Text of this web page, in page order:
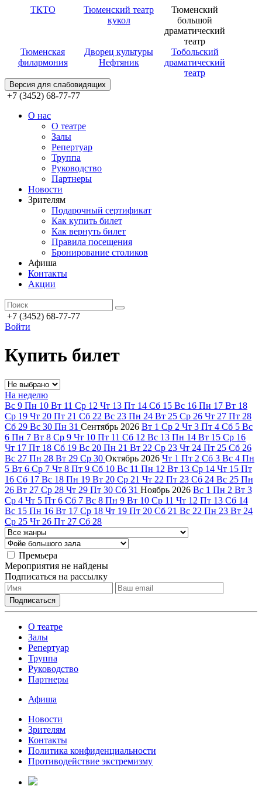
ТКТО
Тюменский театр
кукол
Тюменский
большой
драматический
театр
Тюменская
филармония
Дворец культуры
Нефтяник
Тобольский
драматический
театр
Версия для слабовидящих
+7 (3452) 68-77-77
О нас
О театре
Залы
Репертуар
Труппа
Руководство
Партнеры
Новости
Зрителям
Подарочный сертификат
Как купить билет
Как вернуть билет
Правила посещения
Бронирование столиков
Афиша
Контакты
Акции
+7 (3452) 68-77-77
Войти
Купить билет
На неделю
Вс 9 Пн 10 Вт 11 Ср 12 Чт 13 Пт 14 Сб 15 Вс 16 Пн 17 Вт 18
Ср 19 Чт 20 Пт 21 Сб 22 Вс 23 Пн 24 Вт 25 Ср 26 Чт 27 Пт 28
Сб 29 Вс 30 Пн 31 Сентябрь 2026 Вт 1 Ср 2 Чт 3 Пт 4 Сб 5 Вс
6 Пн 7 Вт 8 Ср 9 Чт 10 Пт 11 Сб 12 Вс 13 Пн 14 Вт 15 Ср 16
Чт 17 Пт 18 Сб 19 Вс 20 Пн 21 Вт 22 Ср 23 Чт 24 Пт 25 Сб 26
Вс 27 Пн 28 Вт 29 Ср 30 Октябрь 2026 Чт 1 Пт 2 Сб 3 Вс 4 Пн
5 Вт 6 Ср 7 Чт 8 Пт 9 Сб 10 Вс 11 Пн 12 Вт 13 Ср 14 Чт 15 Пт
16 Сб 17 Вс 18 Пн 19 Вт 20 Ср 21 Чт 22 Пт 23 Сб 24 Вс 25 Пн
26 Вт 27 Ср 28 Чт 29 Пт 30 Сб 31 Ноябрь 2026 Вс 1 Пн 2 Вт 3
Ср 4 Чт 5 Пт 6 Сб 7 Вс 8 Пн 9 Вт 10 Ср 11 Чт 12 Пт 13 Сб 14
Вс 15 Пн 16 Вт 17 Ср 18 Чт 19 Пт 20 Сб 21 Вс 22 Пн 23 Вт 24
Ср 25 Чт 26 Пт 27 Сб 28
Премьера
Мероприятия не найдены
Подписаться на рассылку
О театре
Залы
Репертуар
Труппа
Руководство
Партнеры
Афиша
Новости
Зрителям
Контакты
Политика конфиденциальности
Противодействие экстремизму